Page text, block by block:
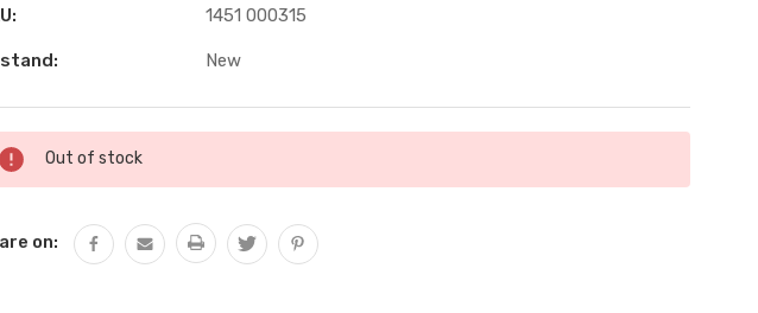
1451 000315
New
Out of stock
on: